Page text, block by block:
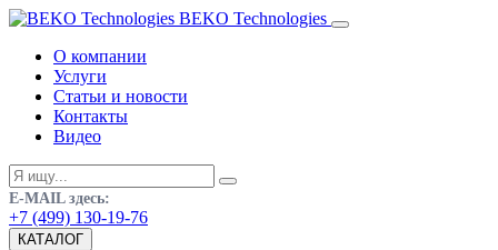
BEKO Technologies
О компании
Услуги
Статьи и новости
Контакты
Видео
E-MAIL здесь:
+7 (499) 130-19-76
КАТАЛОГ